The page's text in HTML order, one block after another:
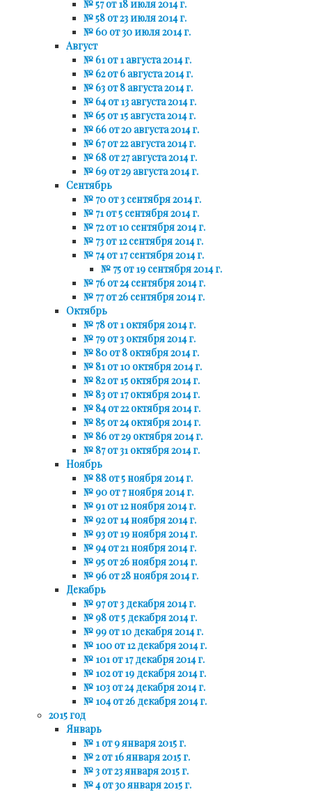
№ 57 от 18 июля 2014 г.
№ 58 от 23 июля 2014 г.
№ 60 от 30 июля 2014 г.
Август
№ 61 от 1 августа 2014 г.
№ 62 от 6 августа 2014 г.
№ 63 от 8 августа 2014 г.
№ 64 от 13 августа 2014 г.
№ 65 от 15 августа 2014 г.
№ 66 от 20 августа 2014 г.
№ 67 от 22 августа 2014 г.
№ 68 от 27 августа 2014 г.
№ 69 от 29 августа 2014 г.
Сентябрь
№ 70 от 3 сентября 2014 г.
№ 71 от 5 сентября 2014 г.
№ 72 от 10 сентября 2014 г.
№ 73 от 12 сентября 2014 г.
№ 74 от 17 сентября 2014 г.
№ 75 от 19 сентября 2014 г.
№ 76 от 24 сентября 2014 г.
№ 77 от 26 сентября 2014 г.
Октябрь
№ 78 от 1 октября 2014 г.
№ 79 от 3 октября 2014 г.
№ 80 от 8 октября 2014 г.
№ 81 от 10 октября 2014 г.
№ 82 от 15 октября 2014 г.
№ 83 от 17 октября 2014 г.
№ 84 от 22 октября 2014 г.
№ 85 от 24 октября 2014 г.
№ 86 от 29 октября 2014 г.
№ 87 от 31 октября 2014 г.
Ноябрь
№ 88 от 5 ноября 2014 г.
№ 90 от 7 ноября 2014 г.
№ 91 от 12 ноября 2014 г.
№ 92 от 14 ноября 2014 г.
№ 93 от 19 ноября 2014 г.
№ 94 от 21 ноября 2014 г.
№ 95 от 26 ноября 2014 г.
№ 96 от 28 ноября 2014 г.
Декабрь
№ 97 от 3 декабря 2014 г.
№ 98 от 5 декабря 2014 г.
№ 99 от 10 декабря 2014 г.
№ 100 от 12 декабря 2014 г.
№ 101 от 17 декабря 2014 г.
№ 102 от 19 декабря 2014 г.
№ 103 от 24 декабря 2014 г.
№ 104 от 26 декабря 2014 г.
2015 год
Январь
№ 1 от 9 января 2015 г.
№ 2 от 16 января 2015 г.
№ 3 от 23 января 2015 г.
№ 4 от 30 января 2015 г.